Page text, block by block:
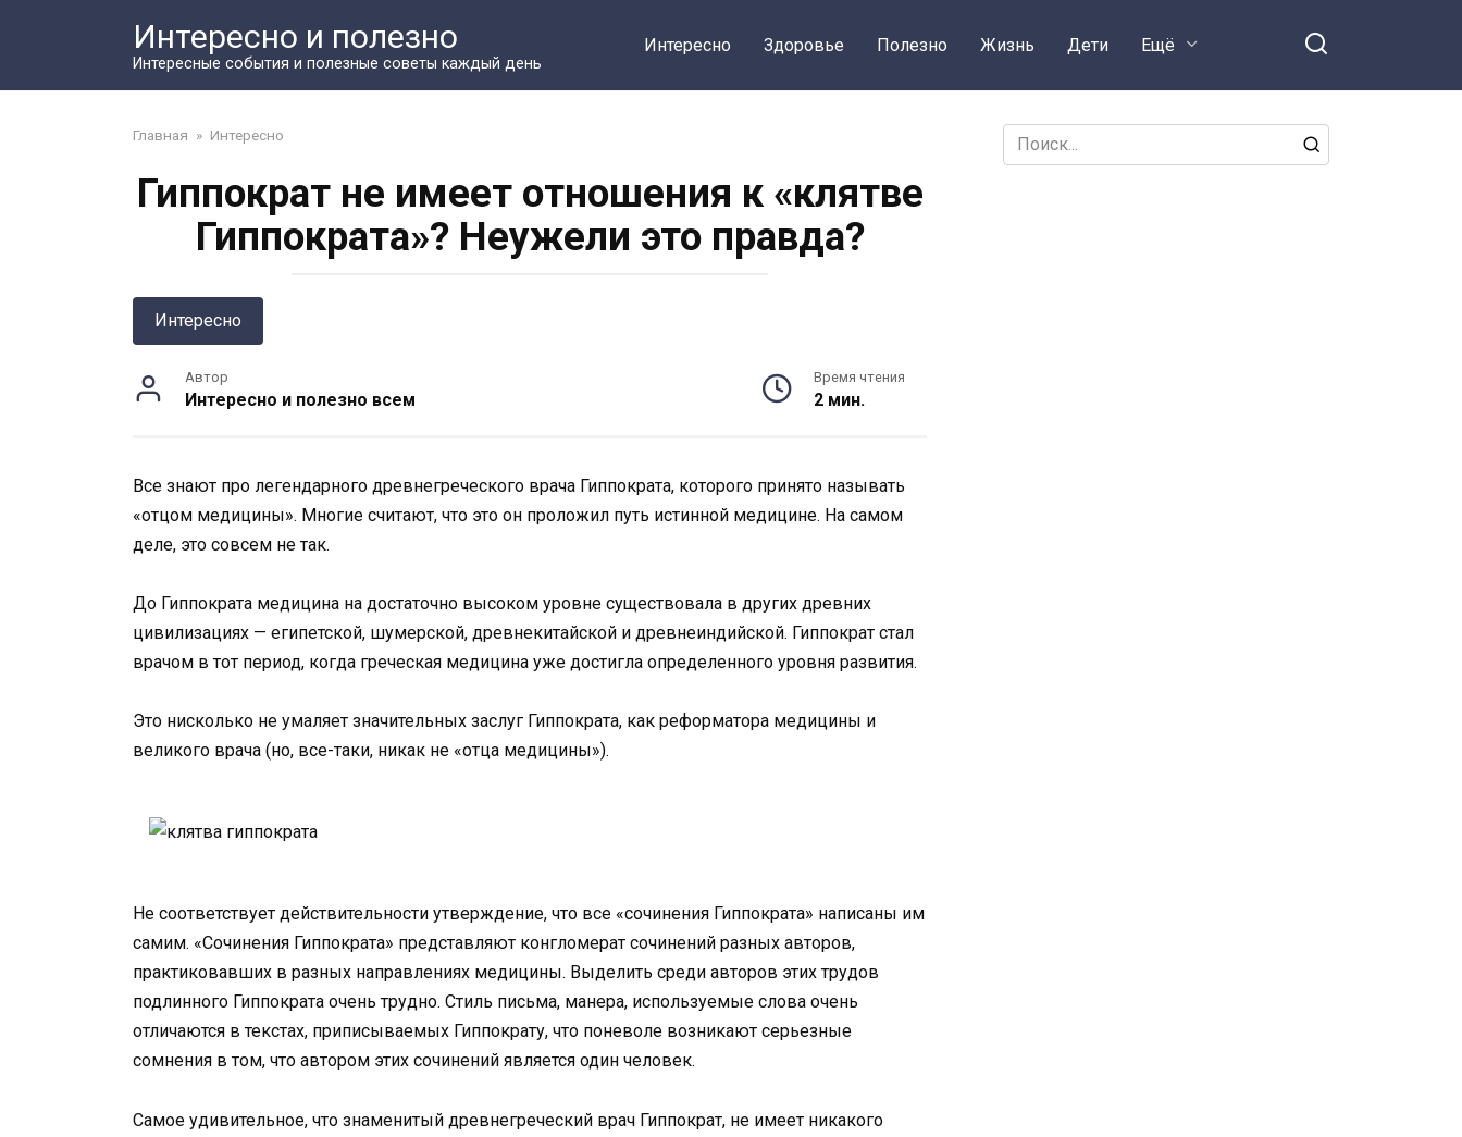
Интересно и полезно
Интересные события и полезные советы каждый день
Интересно Здоровье Полезно Жизнь Дети Ещё
Главная » Интересно
Гиппократ не имеет отношения к «клятве
Гиппократа»? Неужели это правда?
Интересно
Автор
Интересно и полезно всем
Время чтения
2 мин.
Все знают про легендарного древнегреческого врача Гиппократа, которого принято называть
«отцом медицины». Многие считают, что это он проложил путь истинной медицине. На самом
деле, это совсем не так.
До Гиппократа медицина на достаточно высоком уровне существовала в других древних
цивилизациях — египетской, шумерской, древнекитайской и древнеиндийской. Гиппократ стал
врачом в тот период, когда греческая медицина уже достигла определенного уровня развития.
Это нисколько не умаляет значительных заслуг Гиппократа, как реформатора медицины и
великого врача (но, все-таки, никак не «отца медицины»).
Не соответствует действительности утверждение, что все «сочинения Гиппократа» написаны им
самим. «Сочинения Гиппократа» представляют конгломерат сочинений разных авторов,
практиковавших в разных направлениях медицины. Выделить среди авторов этих трудов
подлинного Гиппократа очень трудно. Стиль письма, манера, используемые слова очень
отличаются в текстах, приписываемых Гиппократу, что поневоле возникают серьезные
сомнения в том, что автором этих сочинений является один человек.
Самое удивительное, что знаменитый древнегреческий врач Гиппократ, не имеет никакого
Search
for: